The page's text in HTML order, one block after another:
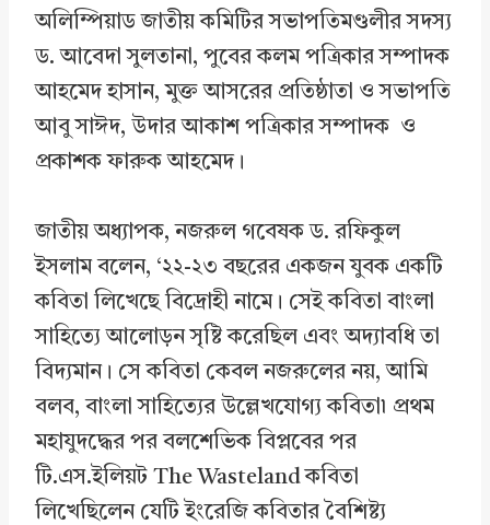
অলিম্পিয়াড জাতীয় কমিটির সভাপতিমণ্ডলীর সদস্য
ড. আবেদা সুলতানা, পুবের কলম পত্রিকার সম্পাদক
আহমেদ হাসান, মুক্ত আসরের প্রতিষ্ঠাতা ও সভাপতি
আবু সাঈদ, উদার আকাশ পত্রিকার সম্পাদক ও
প্রকাশক ফারুক আহমেদ।
জাতীয় অধ্যাপক, নজরুল গবেষক ড. রফিকুল
ইসলাম বলেন, ‘২২-২৩ বছরের একজন যুবক একটি
কবিতা লিখেছে বিদ্রোহী নামে। সেই কবিতা বাংলা
সাহিত্যে আলোড়ন সৃষ্টি করেছিল এবং অদ্যাবধি তা
বিদ্যমান। সে কবিতা কেবল নজরুলের নয়, আমি
বলব, বাংলা সাহিত্যের উল্লেখযোগ্য কবিতা৷ প্রথম
মহাযুদদ্ধের পর বলশেভিক বিপ্লবের পর
টি.এস.ইলিয়ট The Wasteland কবিতা
লিখেছিলেন যেটি ইংরেজি কবিতার বৈশিষ্ট্য